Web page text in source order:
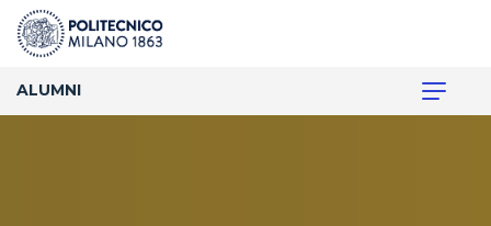
ALUMNI